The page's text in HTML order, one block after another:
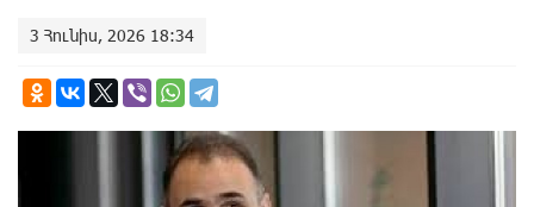
3 Հունիս, 2026 18:34